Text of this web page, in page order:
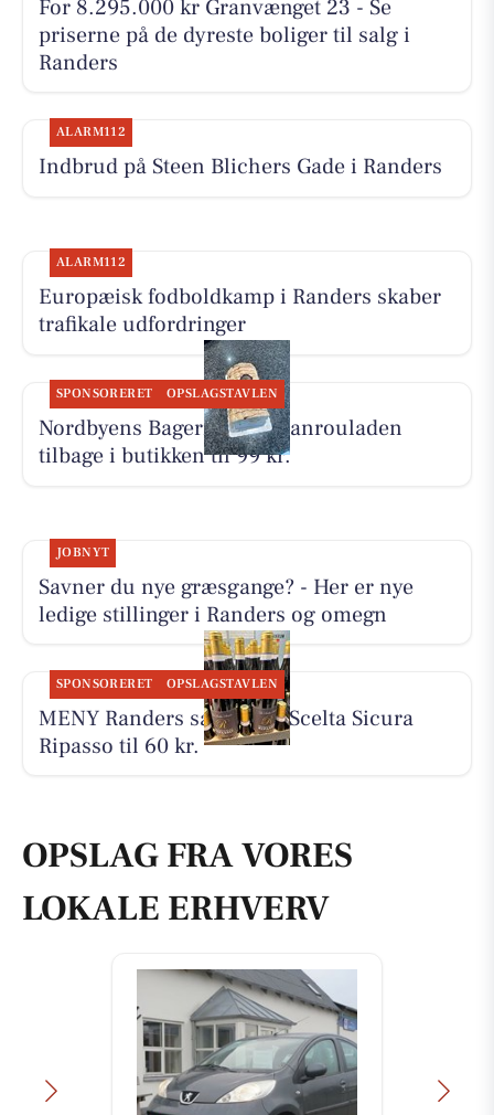
For 8.295.000 kr Granvænget 23 - Se
priserne på de dyreste boliger til salg i
Randers
ALARM112
Indbrud på Steen Blichers Gade i Randers
ALARM112
Europæisk fodboldkamp i Randers skaber
trafikale udfordringer
SPONSORERET OPSLAGSTAVLEN
Nordbyens Bageri har bananrouladen
tilbage i butikken til 99 kr.
JOBNYT
Savner du nye græsgange? - Her er nye
ledige stillinger i Randers og omegn
SPONSORERET OPSLAGSTAVLEN
MENY Randers sælger La Scelta Sicura
Ripasso til 60 kr.
OPSLAG FRA VORES
LOKALE ERHVERV